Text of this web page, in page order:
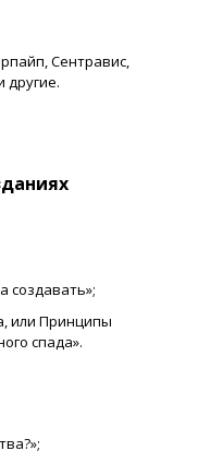
Сентравис,
другие.
создавать»;
или Принципы
спада».